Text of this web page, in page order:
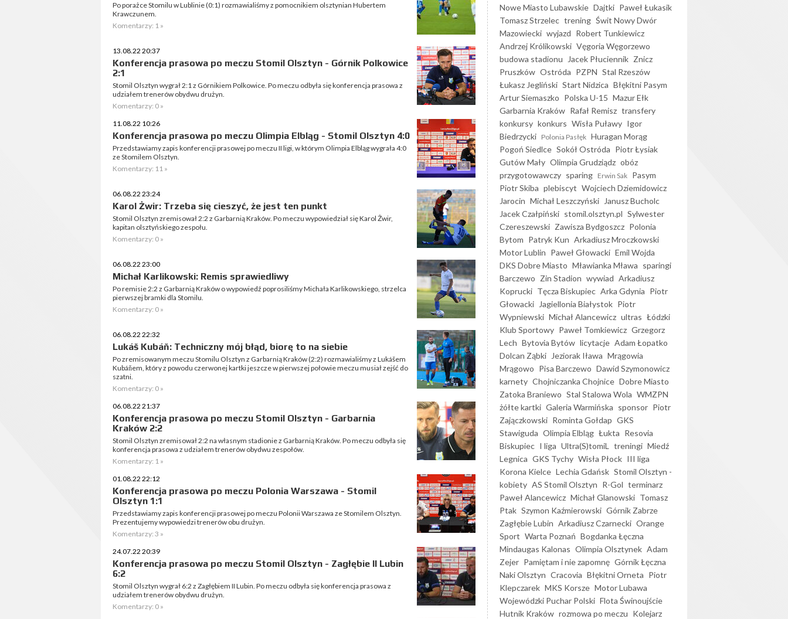
Po porażce Stomilu w Lublinie (0:1) rozmawialiśmy z pomocnikiem olsztynian Hubertem
Krawczunem.
Komentarzy: 1 »
13.08.22 20:37
Konferencja prasowa po meczu Stomil Olsztyn - Górnik Polkowice
2:1
Stomil Olsztyn wygrał 2:1 z Górnikiem Polkowice. Po meczu odbyła się konferencja prasowa z
udziałem trenerów obydwu drużyn.
Komentarzy: 0 »
11.08.22 10:26
Konferencja prasowa po meczu Olimpia Elbląg - Stomil Olsztyn 4:0
Przedstawiamy zapis konferencji prasowej po meczu II ligi, w którym Olimpia Elbląg wygrała 4:0
ze Stomilem Olsztyn.
Komentarzy: 11 »
06.08.22 23:24
Karol Żwir: Trzeba się cieszyć, że jest ten punkt
Stomil Olsztyn zremisował 2:2 z Garbarnią Kraków. Po meczu wypowiedział się Karol Żwir,
kapitan olsztyńskiego zespołu.
Komentarzy: 0 »
06.08.22 23:00
Michał Karlikowski: Remis sprawiedliwy
Po remisie 2:2 z Garbarnią Kraków o wypowiedź poprosiliśmy Michała Karlikowskiego, strzelca
pierwszej bramki dla Stomilu.
Komentarzy: 0 »
06.08.22 22:32
Lukáš Kubáň: Techniczny mój błąd, biorę to na siebie
Po zremisowanym meczu Stomilu Olsztyn z Garbarnią Kraków (2:2) rozmawialiśmy z Lukášem
Kubáňem, który z powodu czerwonej kartki jeszcze w pierwszej połowie meczu musiał zejść do
szatni.
Komentarzy: 0 »
06.08.22 21:37
Konferencja prasowa po meczu Stomil Olsztyn - Garbarnia
Kraków 2:2
Stomil Olsztyn zremisował 2:2 na własnym stadionie z Garbarnią Kraków. Po meczu odbyła się
konferencja prasowa z udziałem trenerów obydwu zespołów.
Komentarzy: 1 »
01.08.22 22:12
Konferencja prasowa po meczu Polonia Warszawa - Stomil
Olsztyn 1:1
Przedstawiamy zapis konferencji prasowej po meczu Polonii Warszawa ze Stomilem Olsztyn.
Prezentujemy wypowiedzi trenerów obu drużyn.
Komentarzy: 3 »
24.07.22 20:39
Konferencja prasowa po meczu Stomil Olsztyn - Zagłębie II Lubin
6:2
Stomil Olsztyn wygrał 6:2 z Zagłębiem II Lubin. Po meczu odbyła się konferencja prasowa z
udziałem trenerów obydwu drużyn.
Komentarzy: 0 »
Nowe Miasto Lubawskie Dajtki Paweł Łukasik
Tomasz Strzelec trening Świt Nowy Dwór
Mazowiecki wyjazd Robert Tunkiewicz
Andrzej Królikowski Vęgoria Węgorzewo
budowa stadionu
Jacek Płuciennik Znicz
Pruszków Ostróda PZPN Stal Rzeszów
Łukasz Jegliński Start Nidzica Błękitni Pasym
Artur Siemaszko Polska U-15 Mazur Ełk
Garbarnia Kraków Rafał Remisz transfery
konkursy konkurs Wisła Puławy Igor
Biedrzycki Polonia Pasłęk Huragan Morąg
Pogoń Siedlce Sokół Ostróda Piotr Łysiak
Gutów Mały Olimpia Grudziądz obóz
przygotowawczy sparing Erwin Sak Pasym
Piotr Skiba plebiscyt Wojciech Dziemidowicz
Jarocin Michał Leszczyński
Janusz Bucholc
Jacek Czałpiński stomil.olsztyn.pl Sylwester
Czereszewski Zawisza Bydgoszcz Polonia
Bytom Patryk Kun Arkadiusz Mroczkowski
Motor Lublin Paweł Głowacki Emil Wojda
DKS Dobre Miasto Mławianka Mława sparingi
Barczewo Zin Stadion wywiad Arkadiusz
Koprucki Tęcza Biskupiec Arka Gdynia Piotr
Głowacki
Jagiellonia Białystok Piotr
Wypniewski Michał Alancewicz ultras Łódzki
Klub Sportowy Paweł Tomkiewicz Grzegorz
Lech Bytovia Bytów licytacje Adam Łopatko
Dolcan Ząbki
Jeziorak Iława Mrągowia
Mrągowo Pisa Barczewo Dawid Szymonowicz
karnety Chojniczanka Chojnice Dobre Miasto
Zatoka Braniewo Stal Stalowa Wola WMZPN
żółte kartki Galeria Warmińska sponsor Piotr
Zajączkowski Rominta Gołdap GKS
Stawiguda Olimpia Elbląg Łukta Resovia
Biskupiec I liga Ultra(S)tomiL treningi Miedź
Legnica GKS Tychy Wisła Płock III liga
Korona Kielce Lechia Gdańsk Stomil Olsztyn -
kobiety AS Stomil Olsztyn R-Gol terminarz
Paweł Alancewicz Michał Glanowski Tomasz
Ptak Szymon Kaźmierowski Górnik Zabrze
Zagłębie Lubin Arkadiusz Czarnecki Orange
Sport Warta Poznań Bogdanka Łęczna
Mindaugas Kalonas Olimpia Olsztynek Adam
Zejer Pamiętam i nie zapomnę Górnik Łęczna
Naki Olsztyn Cracovia Błękitni Orneta Piotr
Klepczarek MKS Korsze Motor Lubawa
Wojewódzki Puchar Polski Flota Świnoujście
Hutnik Kraków rozmowa po meczu Kolejarz